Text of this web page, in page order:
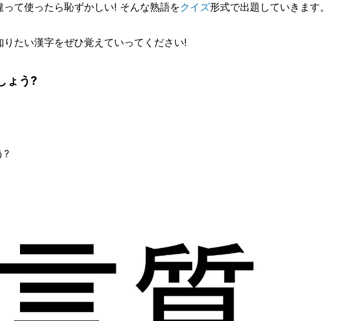
って使ったら恥ずかしい! そんな熟語をクイズ形式で出題していきます。
りたい漢字をぜひ覚えていってください!
ょう?
?